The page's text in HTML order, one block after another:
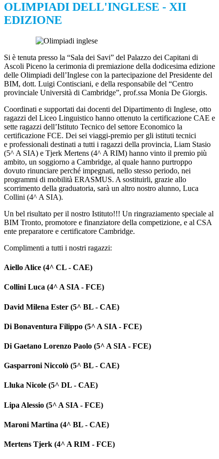
OLIMPIADI DELL'INGLESE - XII
EDIZIONE
Si è tenuta presso la “Sala dei Savi” del Palazzo dei Capitani di
Ascoli Piceno la cerimonia di premiazione della dodicesima edizione
delle Olimpiadi dell’Inglese con la partecipazione del Presidente del
BIM, dott. Luigi Contisciani, e della responsabile del “Centro
provinciale Università di Cambridge”, prof.ssa Monia De Giorgis.
Coordinati e supportati dai docenti del Dipartimento di Inglese, otto
ragazzi del Liceo Linguistico hanno ottenuto la certificazione CAE e
sette ragazzi dell’Istituto Tecnico del settore Economico la
certificazione FCE. Dei sei viaggi-premio per gli istituti tecnici
e professionali destinati a tutti i ragazzi della provincia, Liam Stasio
(5^ A SIA) e Tjerk Mertens (4^ A RIM) hanno vinto il premio più
ambito, un soggiorno a Cambridge, al quale hanno purtroppo
dovuto rinunciare perché impegnati, nello stesso periodo, nei
programmi di mobilità ERASMUS. A sostituirli, grazie allo
scorrimento della graduatoria, sarà un altro nostro alunno, Luca
Collini (4^ A SIA).
Un bel risultato per il nostro Istituto!!! Un ringraziamento speciale al
BIM Tronto, promotore e finanziatore della competizione, e al CSA
ente preparatore e certificatore Cambridge.
Complimenti a tutti i nostri ragazzi:
Aiello Alice (4^ CL - CAE)
Collini Luca (4^ A SIA - FCE)
David Milena Ester (5^ BL - CAE)
Di Bonaventura Filippo (5^ A SIA - FCE)
Di Gaetano Lorenzo Paolo (5^ A SIA - FCE)
Gasparroni Niccolò (5^ BL - CAE)
Lluka Nicole (5^ DL - CAE)
Lipa Alessio (5^ A SIA - FCE)
Maroni Martina (4^ BL - CAE)
Mertens Tjerk (4^ A RIM - FCE)